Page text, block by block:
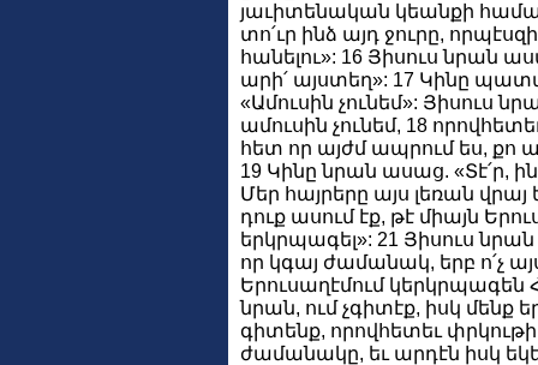
յաւիտենական կեանքի
տո՛ւր ինձ այդ ջուրը,
հանելու»: 16 Յիսուս նրան
արի՛ այստեղ»: 17 Կինը
«Ամուսին չունեմ»: Յիսուս
ամուսին չունեմ, 18
հետ որ այժմ ապրում ես, քո
19 Կինը նրան ասաց. «Տէ՛ր,
Մեր հայրերը այս լեռան
դուք ասում էք, թէ միայն
երկրպագել»: 21 Յիսուս
որ կգայ ժամանակ, երբ ո՛չ այս
Երուսաղէմում կերկրպագեն
նրան, ում չգիտէք, իսկ մենք
գիտենք, որովհետեւ
ժամանակը, եւ արդէն իսկ